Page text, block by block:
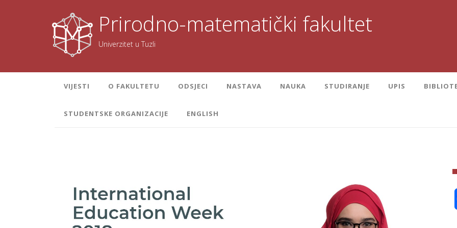
Prirodno-matematički fakultet
Univerzitet u Tuzli
VIJESTI O FAKULTETU ODSJECI NASTAVA NAUKA STUDIRANJE UPIS
STUDENTSKE ORGANIZACIJE ENGLISH